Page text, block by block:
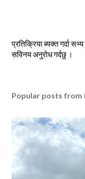
P
o
C
m
m
t
प्रतिक्रिया ब्यक्त गर्दा
सविनय अनुरोध गर्दछु ।
Popular posts from